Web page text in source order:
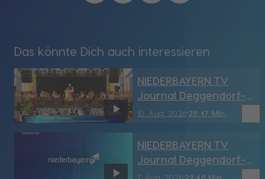
Das könnte Dich auch interessieren
10. Aug. 202629:47 Min.
NIEDERBAYERN TV
Journal Deggendorf-
Straubing vom
7. Aug. 202629:48 Min.
NIEDERBAYERN TV
Journal Deggendorf-
Straubing vom